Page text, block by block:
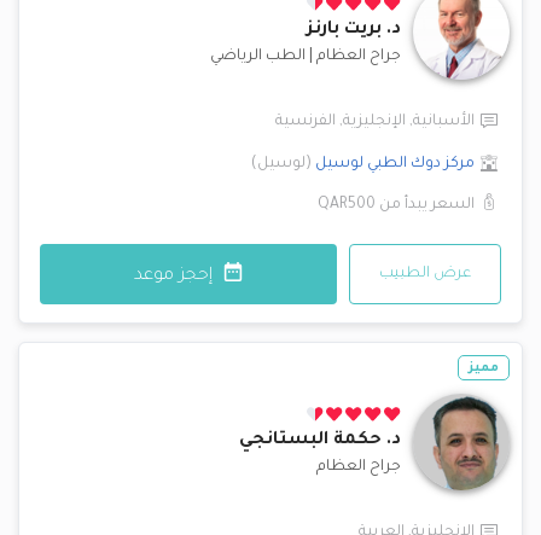
د. بريت بارنز
جراح العظام الطب الرياضي
الأسبانية, الإنجليزية, الفرنسية
مركز دوك الطبي لوسيل (لوسيل)
السعر يبدأ من QAR500
عرض الطبيب إحجز موعد
مميز
د. حكمة البستانجي
جراح العظام